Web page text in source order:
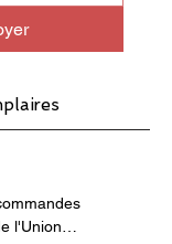
l'Union…